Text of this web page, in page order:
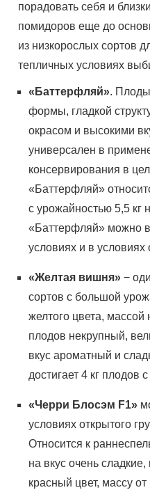
порадовать себя и
помидоров еще до
из низкорослых сортов
тепличных условиях
«Баттерфляй». Плоды
формы, гладкой
окрасом и высокими
универсален в
консервирования в
«Баттерфляй»
с урожайностью 5,5 кг
«Баттерфляй» можно
условиях и в условиях
«Желтая вишня» −
сортов с большой
желтого цвета, массой
плодов некрупный,
вкус ароматный и
достигает 4 кг плодов с
«Черри Блосэм F1»
условиях открытого
Относится к
на вкус очень
красный цвет, массу